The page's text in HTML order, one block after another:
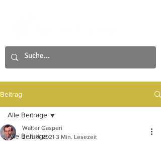
Beitrag
Alle Beiträge
Alle Beiträge
Walter Gasperi
2. Juni 2021 3 Min. Lesezeit